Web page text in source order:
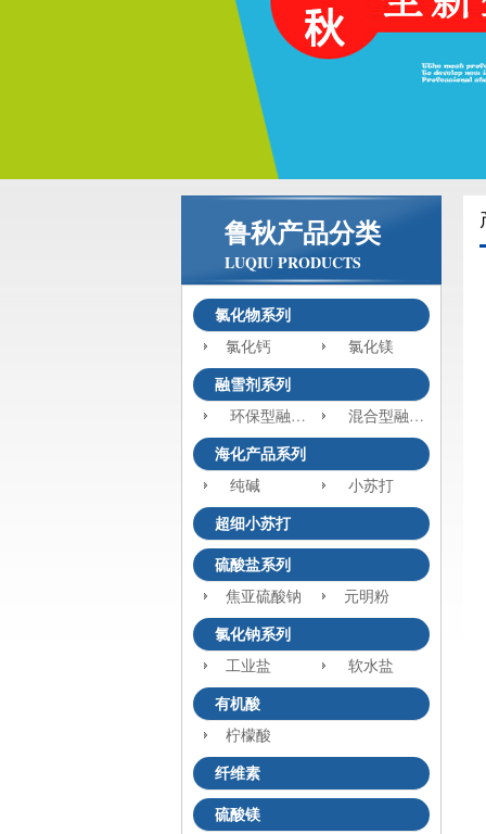
鲁秋产品分类
LUQIU PRODUCTS
氯化物系列
氯化钙 氯化镁
融雪剂系列
环保型融雪剂 混合型融雪剂
海化产品系列
纯碱 小苏打
超细小苏打
硫酸盐系列
焦亚硫酸钠 元明粉
氯化钠系列
工业盐 软水盐
有机酸
柠檬酸
纤维素
硫酸镁